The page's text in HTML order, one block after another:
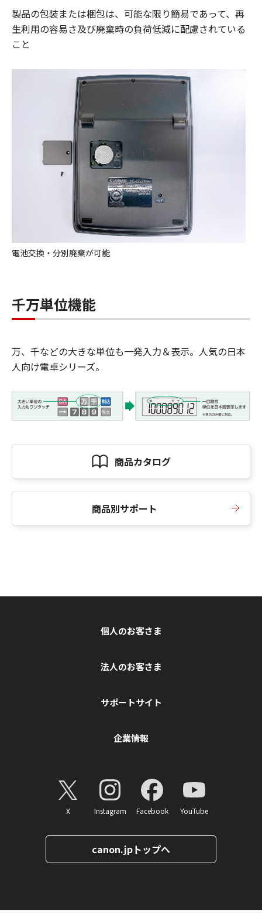
製品の包装または梱包は、可能な限り簡易であって、再
生利用の容易さ及び廃棄時の負荷低減に配慮されている
こと
電池交換・分別廃棄が可能
千万単位機能
万、千などの大きな単位も一発入力＆表示。人気の日本
人向け電卓シリーズ。
商品カタログ
商品別サポート
個人のお客さま
法人のお客さま
サポートサイト
企業情報
X Instagram Facebook YouTube
canon.jpトップへ